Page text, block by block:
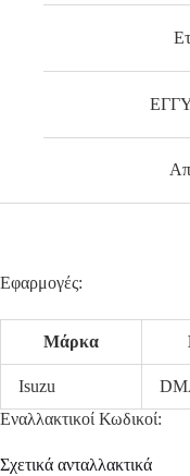
Εφαρμογές:
Μάρκα
Isuzu
Εναλλακτικοί Κωδικοί:
Σχετικά ανταλλακτικά